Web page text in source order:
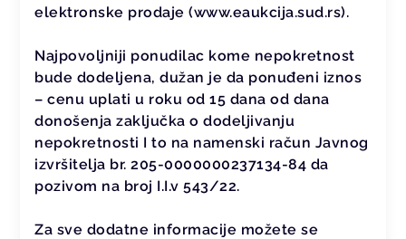
elektronske prodaje (www.eaukcija.sud.rs).
Najpovoljniji ponudilac kome nepokretnost
bude dodeljena, dužan je da ponuđeni iznos
– cenu uplati u roku od 15 dana od dana
donošenja zaključka o dodeljivanju
nepokretnosti I to na namenski račun Javnog
izvršitelja br. 205-0000000237134-84 da
pozivom na broj I.I.v 543/22.
Za sve dodatne informacije možete se